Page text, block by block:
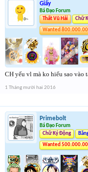
Giấy
Bá Đạo Forum
Thất Vũ Hải
Chữ
Wanted
CH yếu vl mà ko hiểu sao vào
1 Tháng mười hai 2016
Primebolt
Bá Đạo Forum
Chữ Ký Động
Wanted